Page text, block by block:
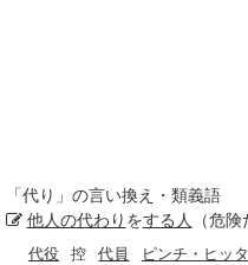
「代り 」の言い換え・類義語
他人の代わり をする人 （危
代役 控 代員 ピンチ・ヒッ